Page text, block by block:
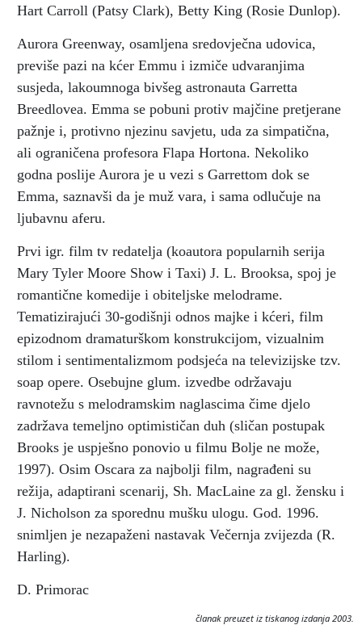
Hart Carroll (Patsy Clark), Betty King (Rosie Dunlop).
Aurora Greenway, osamljena sredovječna udovica,
previše pazi na kćer Emmu i izmiče udvaranjima
susjeda, lakoumnoga bivšeg astronauta Garretta
Breedlovea. Emma se pobuni protiv majčine pretjerane
pažnje i, protivno njezinu savjetu, uda za simpatična,
ali ograničena profesora Flapa Hortona. Nekoliko
godna poslije Aurora je u vezi s Garrettom dok se
Emma, saznavši da je muž vara, i sama odlučuje na
ljubavnu aferu.
Prvi igr. film tv redatelja (koautora popularnih serija
Mary Tyler Moore Show i Taxi) J. L. Brooksa, spoj je
romantične komedije i obiteljske melodrame.
Tematizirajući 30-godišnji odnos majke i kćeri, film
epizodnom dramaturškom konstrukcijom, vizualnim
stilom i sentimentalizmom podsjeća na televizijske tzv.
soap opere. Osebujne glum. izvedbe održavaju
ravnotežu s melodramskim naglascima čime djelo
zadržava temeljno optimističan duh (sličan postupak
Brooks je uspješno ponovio u filmu Bolje ne može,
1997). Osim Oscara za najbolji film, nagrađeni su
režija, adaptirani scenarij, Sh. MacLaine za gl. žensku i
J. Nicholson za sporednu mušku ulogu. God. 1996.
snimljen je nezapaženi nastavak Večernja zvijezda (R.
Harling).
D. Primorac
članak preuzet iz tiskanog izdanja 2003.